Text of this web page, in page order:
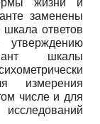
жизни и
заменены
ответов
шкалы
измерения
числе и для